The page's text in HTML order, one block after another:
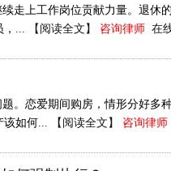
走上工作岗位贡献力量。退休
，...
【阅读全文】 咨询律师 在
。恋爱期间购房，情形分好多
该如何...
【阅读全文】 咨询律师